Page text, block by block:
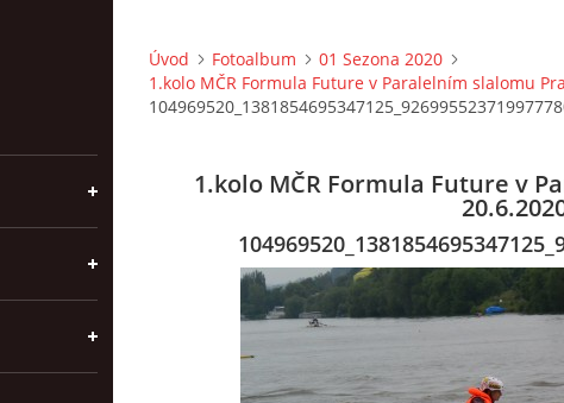
Úvod Fotoalbum
01 Sezona 2020
1.kolo MČR Formula Future v Paralelním slalomu
1.kolo MČR Formula Future v